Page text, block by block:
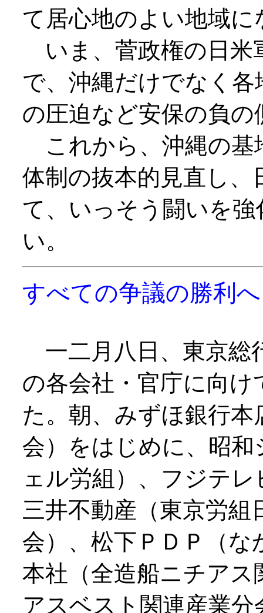
て居心地のよい地域
いま、菅政権の日米
で、沖縄だけでなく
の圧迫など安保の負
これから、沖縄の基
体制の抜本的見直し、
て、いっそう闘いを
い。
すべての争議の勝
一二月八日、東京総
の各会社・官庁に向
た。朝、みずほ銀行
会）をはじめに、昭
ェル労組）、フジテ
三井不動産（東京労
会）、松下ＰＤＰ（
本社（全造船ニチアス
アスベスト関連産業